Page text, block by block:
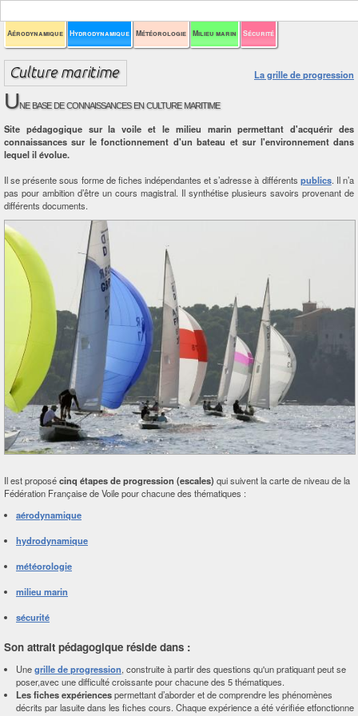
Aérodynamique Hydrodynamique Météorologie Milieu marin Sécurité
La grille de progression
Une base de connaissances en culture maritime
Site pédagogique sur la voile et le milieu marin permettant d'acquérir des
connaissances sur le fonctionnement d'un bateau et sur l'environnement dans
lequel il évolue.
Il se présente sous forme de fiches indépendantes et s’adresse à différents publics. Il n’a
pas pour ambition d’être un cours magistral. Il synthétise plusieurs savoirs provenant de
différents documents.
Il est proposécinq étapes de progression (escales)qui suivent la carte de niveau de la
Fédération Française de Voile pour chacune des thématiques :
aérodynamique
hydrodynamique
météorologie
milieu marin
sécurité
Son attrait pédagogique réside dans :
Unegrille de progression, construite à partir des questions qu'un pratiquant peut se
poser,avec une difficulté croissante pour chacune des 5 thématiques.
Les fiches expériencespermettant d’aborder et de comprendre les phénomènes
décrits par lasuite dans les fiches cours. Chaque expérience a été vérifiée etfonctionne